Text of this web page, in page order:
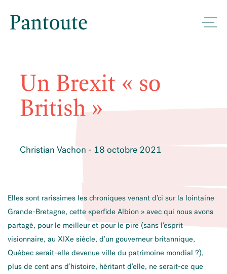
Un Brexit « so
British »
Christian Vachon - 18 octobre 2021
Elles sont rarissimes les chroniques venant d’ci sur la lointaine
Grande-Bretagne, cette «perfide Albion » avec qui nous avons
partagé, pour le meilleur et pour le pire (sans l’esprit
visionnaire, au XIXe siècle, d’un gouverneur britannique,
Québec serait-elle devenue ville du patrimoine mondial ?),
plus de cent ans d’histoire, héritant d’elle, ne serait-ce que